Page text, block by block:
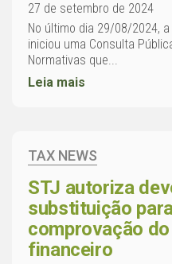
27 de setembro de 2024
No último dia 29/08/2024,
iniciou uma Consulta
Normativas que...
Leia mais
TAX NEWS
STJ autoriza
substituição
comprovação
financeiro